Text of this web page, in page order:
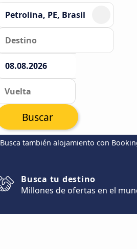
Busca también alojamiento con
Buscar
Busca tu destino
Millones de ofertas en el